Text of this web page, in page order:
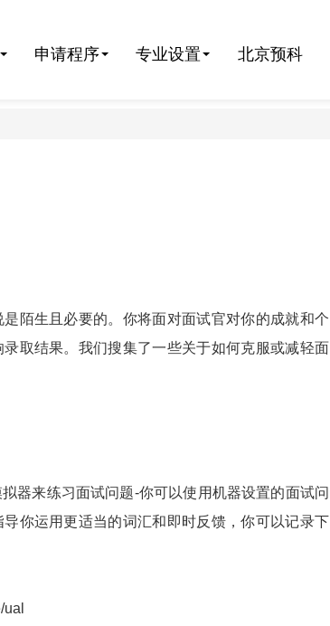
申请程序 专业设置 北京预科
陌生且必要的。你将面对面试官对你的成就和个
取结果。我们搜集了一些关于如何克服或减轻面
器来练习面试问题-你可以使用机器设置的面试问
你运用更适当的词汇和即时反馈，你可以记录下